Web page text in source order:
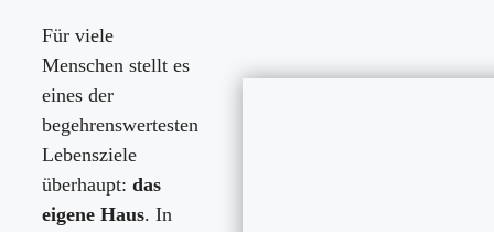
Für viele
Menschen stellt es
eines der
begehrenswertesten
Lebensziele
überhaupt: das
eigene Haus. In